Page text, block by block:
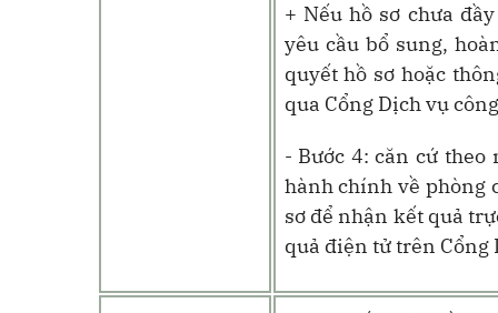
+ Nếu hồ sơ chưa
yêu cầu bổ sung,
quyết hồ sơ hoặc
qua Cổng Dịch vụ
- Bước 4: căn cứ
hành chính về phòng
sơ để nhận kết quả
quả điện tử trên Cổng